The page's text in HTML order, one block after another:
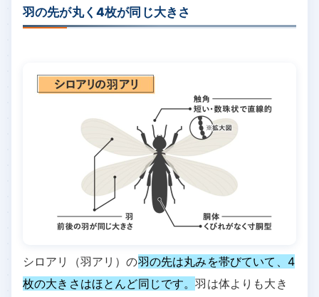
羽の先が丸く4枚が同じ大きさ
シロアリ（羽アリ）の羽の先は丸みを帯びていて、4
枚の大きさはほとんど同じです。羽は体よりも大き